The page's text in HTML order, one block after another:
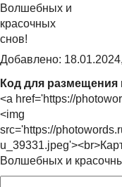
Волшебных и
красочных
снов!
Добавлено:
Код для размещения
<a href='https://
<img
src='https://
Волшебных и